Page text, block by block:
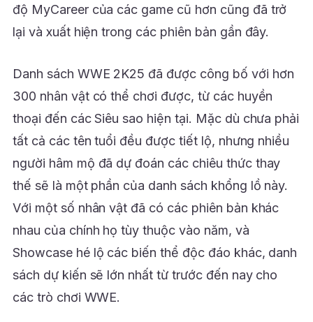
độ MyCareer của các game cũ hơn cũng đã trở
lại và xuất hiện trong các phiên bản gần đây.
Danh sách WWE 2K25 đã được công bố với hơn
300 nhân vật có thể chơi được, từ các huyền
thoại đến các Siêu sao hiện tại. Mặc dù chưa phải
tất cả các tên tuổi đều được tiết lộ, nhưng nhiều
người hâm mộ đã dự đoán các chiêu thức thay
thế sẽ là một phần của danh sách khổng lồ này.
Với một số nhân vật đã có các phiên bản khác
nhau của chính họ tùy thuộc vào năm, và
Showcase hé lộ các biến thể độc đáo khác, danh
sách dự kiến sẽ lớn nhất từ trước đến nay cho
các trò chơi WWE.